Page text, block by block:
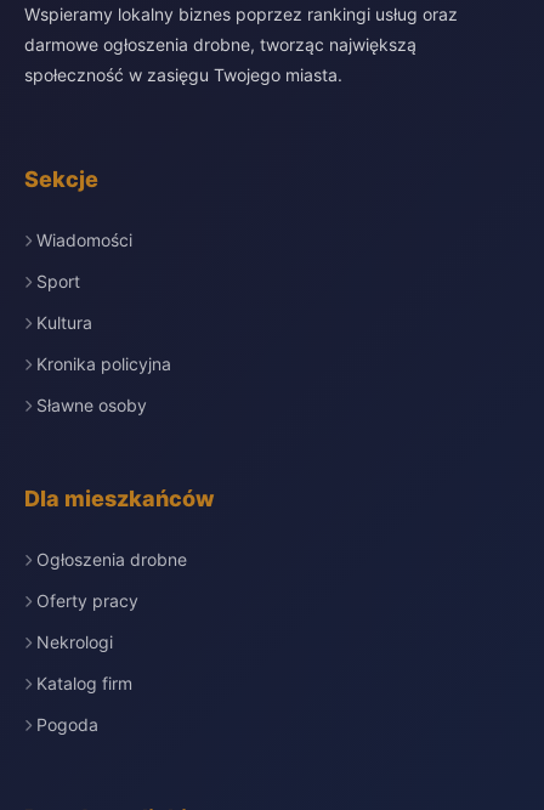
Wspieramy lokalny biznes poprzez rankingi usług oraz
darmowe ogłoszenia drobne, tworząc największą
społeczność w zasięgu Twojego miasta.
Sekcje
Wiadomości
Sport
Kultura
Kronika policyjna
Sławne osoby
Dla mieszkańców
Ogłoszenia drobne
Oferty pracy
Nekrologi
Katalog firm
Pogoda